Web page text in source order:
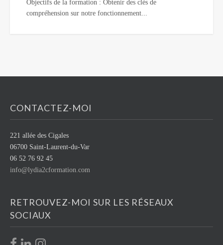
Objectifs de la formation : Obtenir des clés de
compréhension sur notre fonctionnement...
CONTACTEZ-MOI
221 allée des Cigales
06700 Saint-Laurent-du-Var
06 52 76 92 45
info@lydia2cformation.com
RETROUVEZ-MOI SUR LES RÉSEAUX
SOCIAUX